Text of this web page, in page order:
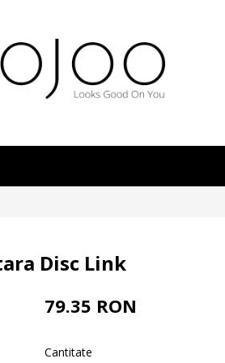
Disc Link
79.35 RON
Cantitate